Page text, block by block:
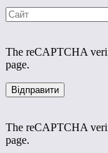
The reCAPTCHA
page.
The reCAPTCHA
page.